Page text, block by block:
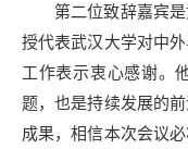
第二位致辞嘉宾
授代表武汉大学对中
工作表示衷心感谢。
题，也是持续发展的
成果，相信本次会议